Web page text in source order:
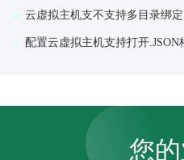
云虚拟主机支不支持多目录绑定
配置云虚拟主机支持打开.JSON
您